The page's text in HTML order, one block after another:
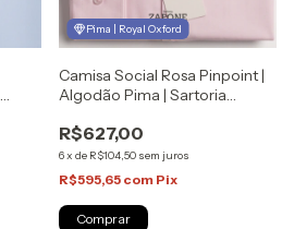
Pima | Royal Oxford
Camisa Social Rosa Pinpoint |
Algodão Pima | Sartoria
R$627,00
6x de R$104,50 sem juros
R$595,65 com Pix
Comprar